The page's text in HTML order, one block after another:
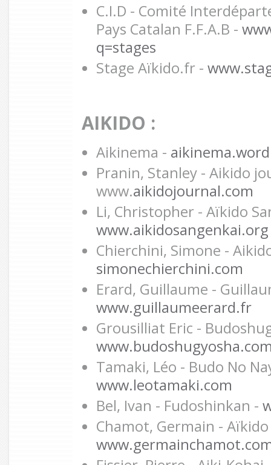
C.I.D - Comité
Pays Catalan F.F.A.B -
q=stages
Stage Aïkido.fr -
AIKIDO :
Aikinema -
Pranin, Stanley - Aikido
www.aikidojournal.com
Li, Christopher - Aïkido
www.aikidosangenkai.org
Chierchini, Simone -
simonechierchini.com
Erard, Guillaume -
www.guillaumeerard.fr
Grousilliat Eric -
Tamaki, Léo - Budo No
www.leotamaki.com
Bel, Ivan - Fudoshinkan -
Chamot, Germain - Aïkido